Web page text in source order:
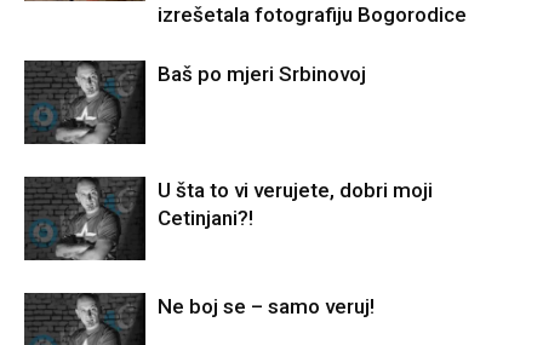
izrešetala fotografiju Bogorodice
Baš po mjeri Srbinovoj
U šta to vi verujete, dobri moji
Cetinjani?!
Ne boj se – samo veruj!